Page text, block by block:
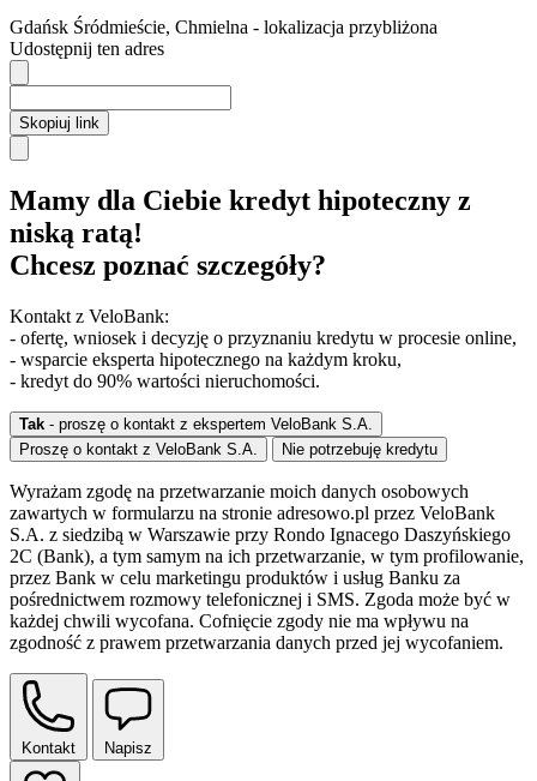
Gdańsk Śródmieście, Chmielna - lokalizacja przybliżona
Udostępnij ten adres
Skopiuj link
Mamy dla Ciebie kredyt hipoteczny z
niską ratą!
Chcesz poznać szczegóły?
Kontakt z VeloBank:
- ofertę, wniosek i decyzję o przyznaniu kredytu w procesie online,
- wsparcie eksperta hipotecznego na każdym kroku,
- kredyt do 90% wartości nieruchomości.
Tak - proszę o kontakt z ekspertem VeloBank S.A.
Proszę o kontakt z VeloBank S.A.
Nie potrzebuję kredytu
Wyrażam zgodę na przetwarzanie moich danych osobowych
zawartych w formularzu na stronie adresowo.pl przez VeloBank
S.A. z siedzibą w Warszawie przy Rondo Ignacego Daszyńskiego
2C (Bank), a tym samym na ich przetwarzanie, w tym profilowanie,
przez Bank w celu marketingu produktów i usług Banku za
pośrednictwem rozmowy telefonicznej i SMS. Zgoda może być w
każdej chwili wycofana. Cofnięcie zgody nie ma wpływu na
zgodność z prawem przetwarzania danych przed jej wycofaniem.
Kontakt Napisz